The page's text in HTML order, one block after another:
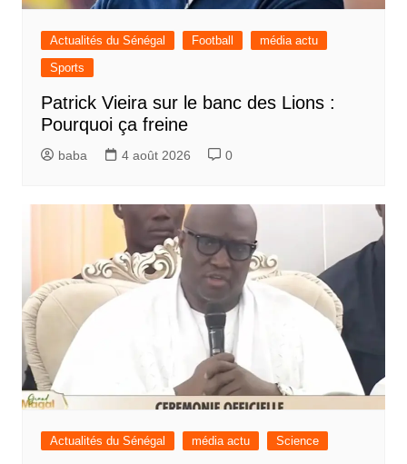
Actualités du Sénégal Football
média actu
Sports
Patrick Vieira sur le banc des Lions :
Pourquoi ça freine
baba 4 août 2026 0
Actualités du Sénégal média actu Science